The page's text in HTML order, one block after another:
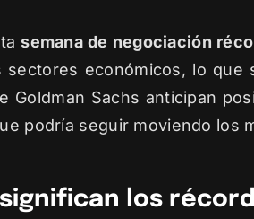
semana de negociación
sectores económicos, lo que
Goldman Sachs anticipan
podría seguir moviendo los
significan los